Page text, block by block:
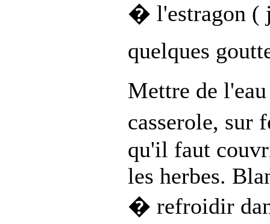
� l'estragon (
quelques
Mettre de
casserole, sur
qu'il faut
les herbes.
� refroidir